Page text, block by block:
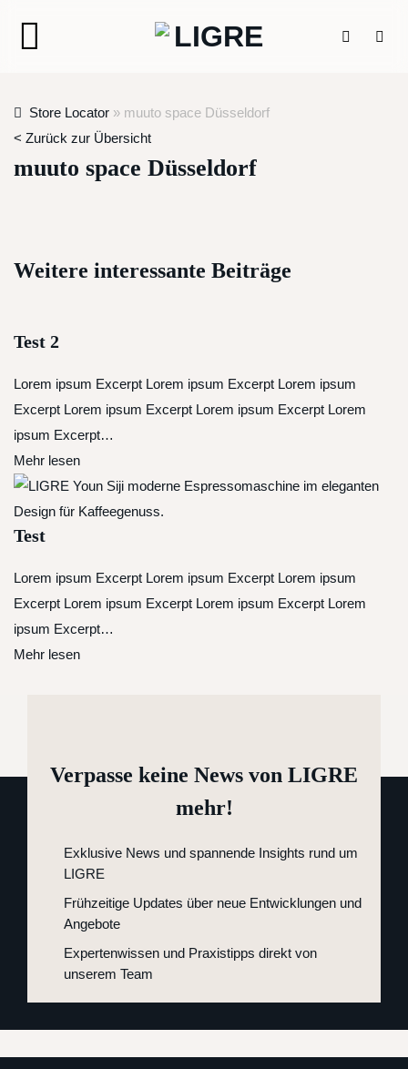
Store Locator » muuto space Düsseldorf
< Zurück zur Übersicht
muuto space Düsseldorf
Weitere interessante Beiträge
Test 2
Lorem ipsum Excerpt Lorem ipsum Excerpt Lorem ipsum
Excerpt Lorem ipsum Excerpt Lorem ipsum Excerpt Lorem
ipsum Excerpt…
Mehr lesen
Test
Lorem ipsum Excerpt Lorem ipsum Excerpt Lorem ipsum
Excerpt Lorem ipsum Excerpt Lorem ipsum Excerpt Lorem
ipsum Excerpt…
Mehr lesen
Verpasse keine News von LIGRE
mehr!
Exklusive News und spannende Insights rund um
LIGRE
Frühzeitige Updates über neue Entwicklungen und
Angebote
Expertenwissen und Praxistipps direkt von
unserem Team